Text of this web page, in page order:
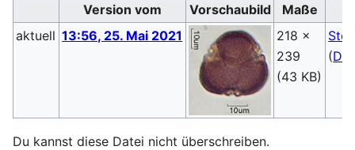
Version vom Vorschaubild
Maße
aktuell 13:56, 25. Mai 2021
218 ×
239
(43 KB)
(
Du kannst diese Datei nicht überschreiben.